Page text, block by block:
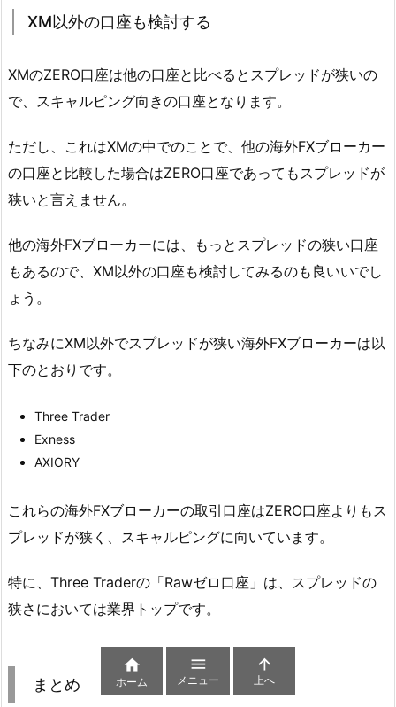
XM以外の口座も検討する
XMのZERO口座は他の口座と比べるとスプレッドが狭いの
で、スキャルピング向きの口座となります。
ただし、これはXMの中でのことで、他の海外FXブローカー
の口座と比較した場合はZERO口座であってもスプレッドが
狭いと言えません。
他の海外FXブローカーには、もっとスプレッドの狭い口座
もあるので、XM以外の口座も検討してみるのも良いいでし
ょう。
ちなみにXM以外でスプレッドが狭い海外FXブローカーは以
下のとおりです。
Three Trader
Exness
AXIORY
これらの海外FXブローカーの取引口座はZERO口座よりもス
プレッドが狭く、スキャルピングに向いています。
特に、Three Traderの「Rawゼロ口座」は、スプレッドの
狭さにおいては業界トップです。
まとめ

ホーム

メニュー

上へ